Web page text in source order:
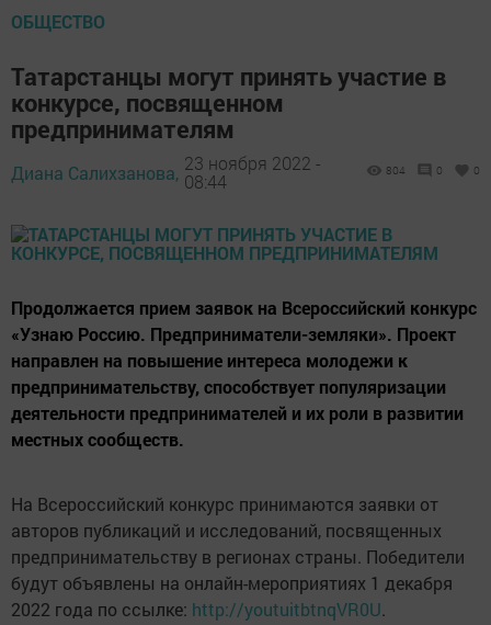
ОБЩЕСТВО
Татарстанцы могут принять участие в
конкурсе, посвященном
предпринимателям
Диана Салихзанова, 23 ноября 2022 -
08:44
804 0 0
Продолжается прием заявок на Всероссийский конкурс
«Узнаю Россию. Предприниматели-земляки». Проект
направлен на повышение интереса молодежи к
предпринимательству, способствует популяризации
деятельности предпринимателей и их роли в развитии
местных сообществ.
На Всероссийский конкурс принимаются заявки от
авторов публикаций и исследований, посвященных
предпринимательству в регионах страны. Победители
будут объявлены на онлайн-мероприятиях 1 декабря
2022 года по ссылке: http://youtuitbtnqVR0U.